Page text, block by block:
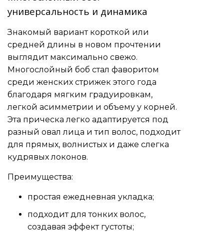
универсальность и динамика
Знакомый вариант короткой или
средней длины в новом прочтении
выглядит максимально свежо.
Многослойный боб стал фаворитом
среди женских стрижек этого года
благодаря мягким градуировкам,
легкой асимметрии и объему у корней.
Эта прическа легко адаптируется под
разный овал лица и тип волос, подходит
для прямых, волнистых и даже слегка
кудрявых локонов.
Преимущества:
простая ежедневная укладка;
подходит для тонких волос,
создавая эффект густоты;